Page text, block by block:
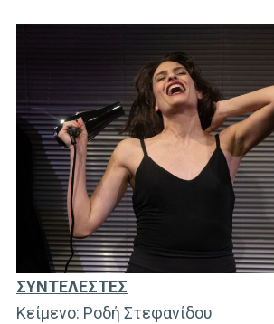
ΣΥΝΤΕΛΕΣΤΕΣ
Κείμενο: Ροδή Στεφανίδου